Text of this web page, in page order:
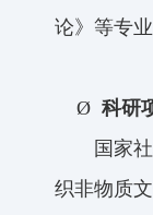
论》等专
Ø 科研
国家
织非物质